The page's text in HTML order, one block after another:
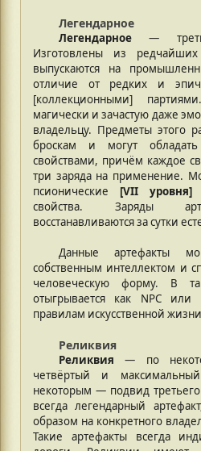
Легендарное
Легендарное —
Изготовлены из
выпускаются на
отличие от редких и
[коллекционными]
магически и зачастую даже
владельцу. Предметы этого
броскам и могут
свойствами, причём каждое
три заряда на применение.
псионические [VII уровня]
свойства. Заряды
восстанавливаются за сутки
Данные артефакты
собственным интеллектом и
человеческую форму. В
отыгрывается как NPC
правилам искусственной
Реликвия
Реликвия — по
четвёртый и
некоторым — подвид
всегда легендарный
образом на конкретного
Такие артефакты всегда